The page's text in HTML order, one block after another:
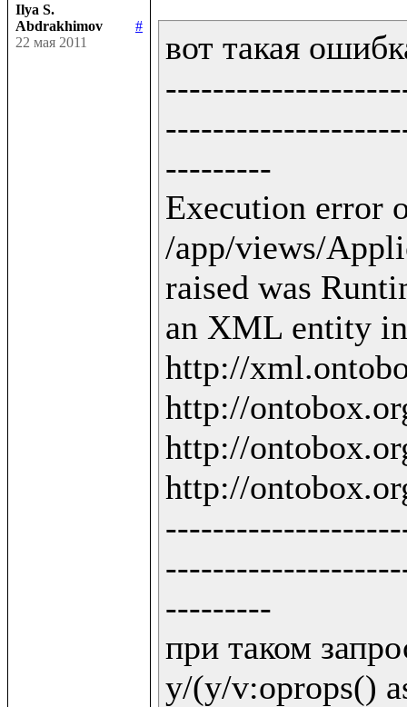
Ilya S.
Abdrakhimov
#
22 мая 2011
вот такая
---------
Execution error
/app/views/
raised was
an XML entity
http://
http://
http://
http://
---------
при таком
y/(y/v:oprops()